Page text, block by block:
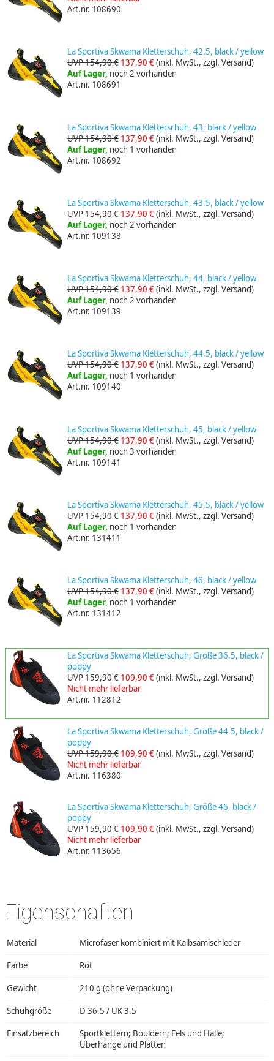
Art.nr. 108690
La Sportiva Skwama Kletterschuh, 42.5, black / yellow
UVP 154,90 € 137,90 €(inkl. MwSt., zzgl. Versand)
Auf Lager, noch 2 vorhanden
Art.nr. 108691
La Sportiva Skwama Kletterschuh, 43, black / yellow
UVP 154,90 € 137,90 €(inkl. MwSt., zzgl. Versand)
Auf Lager, noch 1 vorhanden
Art.nr. 108692
La Sportiva Skwama Kletterschuh, 43.5, black / yellow
UVP 154,90 € 137,90 €(inkl. MwSt., zzgl. Versand)
Auf Lager, noch 2 vorhanden
Art.nr. 109138
La Sportiva Skwama Kletterschuh, 44, black / yellow
UVP 154,90 € 137,90 €(inkl. MwSt., zzgl. Versand)
Auf Lager, noch 2 vorhanden
Art.nr. 109139
La Sportiva Skwama Kletterschuh, 44.5, black / yellow
UVP 154,90 € 137,90 €(inkl. MwSt., zzgl. Versand)
Auf Lager, noch 1 vorhanden
Art.nr. 109140
La Sportiva Skwama Kletterschuh, 45, black / yellow
UVP 154,90 € 137,90 €(inkl. MwSt., zzgl. Versand)
Auf Lager, noch 3 vorhanden
Art.nr. 109141
La Sportiva Skwama Kletterschuh, 45.5, black / yellow
UVP 154,90 € 137,90 €(inkl. MwSt., zzgl. Versand)
Auf Lager, noch 1 vorhanden
Art.nr. 131411
La Sportiva Skwama Kletterschuh, 46, black / yellow
UVP 154,90 € 137,90 €(inkl. MwSt., zzgl. Versand)
Auf Lager, noch 1 vorhanden
Art.nr. 131412
La Sportiva Skwama Kletterschuh, Größe 36.5, black /
poppy
UVP 159,90 € 109,90 €(inkl. MwSt., zzgl. Versand)
Nicht mehr lieferbar
Art.nr. 112812
La Sportiva Skwama Kletterschuh, Größe 44.5, black /
poppy
UVP 159,90 € 109,90 €(inkl. MwSt., zzgl. Versand)
Nicht mehr lieferbar
Art.nr. 116380
La Sportiva Skwama Kletterschuh, Größe 46, black /
poppy
UVP 159,90 € 109,90 €(inkl. MwSt., zzgl. Versand)
Nicht mehr lieferbar
Art.nr. 113656
Eigenschaften
Material Microfaser kombiniert mit Kalbsämischleder
Farbe Rot
Gewicht 210 g (ohne Verpackung)
Schuhgröße D 36.5 / UK 3.5
Einsatzbereich
Sportklettern; Bouldern; Fels und Halle;
Überhänge und Platten